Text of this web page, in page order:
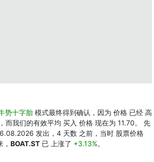
势十字胎 模式最终得到确认，因为 价格 已经 高
而我们的有效平均 买入 价格 现在为 11.70。 先
发出，4 天数 之前，当时 股票价格
BOAT.ST 已 上涨了 +3.13%。